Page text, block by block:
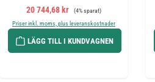
Försäljningspris:
20 744,68 kr Ordinarie pris:
(4% sparat)
Priser inkl. moms, plus leveranskostnader
LÄGG TILL I KUNDVAGNEN